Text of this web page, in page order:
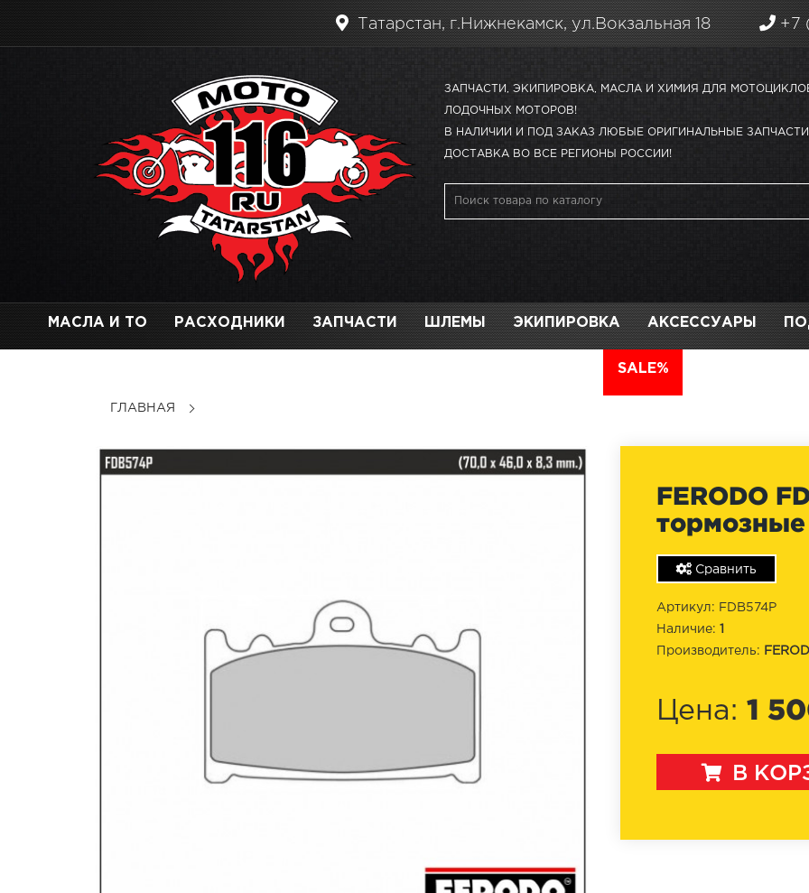
Татарстан, г.Нижнекамск, ул.Вокзальная 18 +7
ЗАПЧАСТИ, ЭКИПИРОВКА, МАСЛА И ХИМИЯ ДЛЯ
ЛОДОЧНЫХ МОТОРОВ!
В НАЛИЧИИ И ПОД ЗАКАЗ ЛЮБЫЕ ОРИГИНАЛЬНЫЕ
ДОСТАВКА ВО ВСЕ РЕГИОНЫ РОССИИ!
МАСЛА И ТО РАСХОДНИКИ ЗАПЧАСТИ ШЛЕМЫ ЭКИПИРОВКА АКСЕССУАРЫ
SALE%
ГЛАВНАЯ
FERODO
тормозные
Сравнить
Артикул: FDB574P
Наличие:
Производитель:
Цена: 1
В